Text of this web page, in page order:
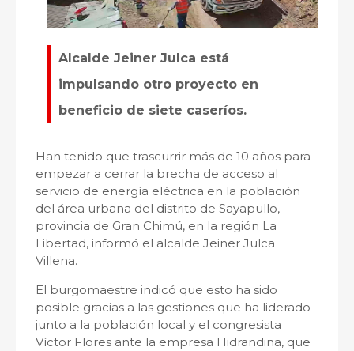
Alcalde Jeiner Julca está
impulsando otro proyecto en
beneficio de siete caseríos.
Han tenido que trascurrir más de 10 años para
empezar a cerrar la brecha de acceso al
servicio de energía eléctrica en la población
del área urbana del distrito de Sayapullo,
provincia de Gran Chimú, en la región La
Libertad, informó el alcalde Jeiner Julca
Villena.
El burgomaestre indicó que esto ha sido
posible gracias a las gestiones que ha liderado
junto a la población local y el congresista
Víctor Flores ante la empresa Hidrandina, que